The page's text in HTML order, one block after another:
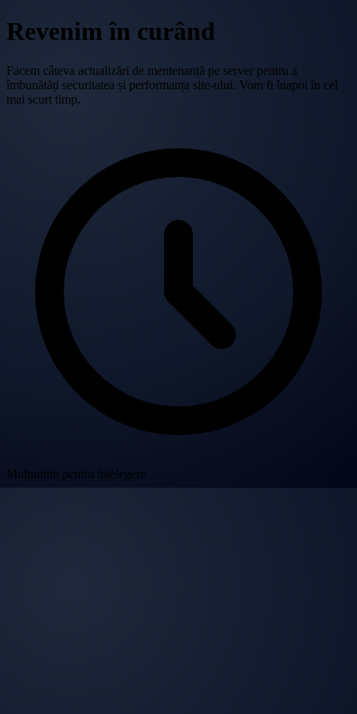
Revenim în curând
Facem câteva actualizări de mentenanță pe server pentru a
îmbunătăți securitatea și performanța site-ului. Vom fi înapoi în cel
mai scurt timp.
Mulțumim pentru înțelegere